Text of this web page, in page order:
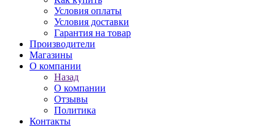
Условия оплаты
Условия доставки
Гарантия на товар
Производители
Магазины
О компании
Назад
О компании
Отзывы
Политика
Контакты